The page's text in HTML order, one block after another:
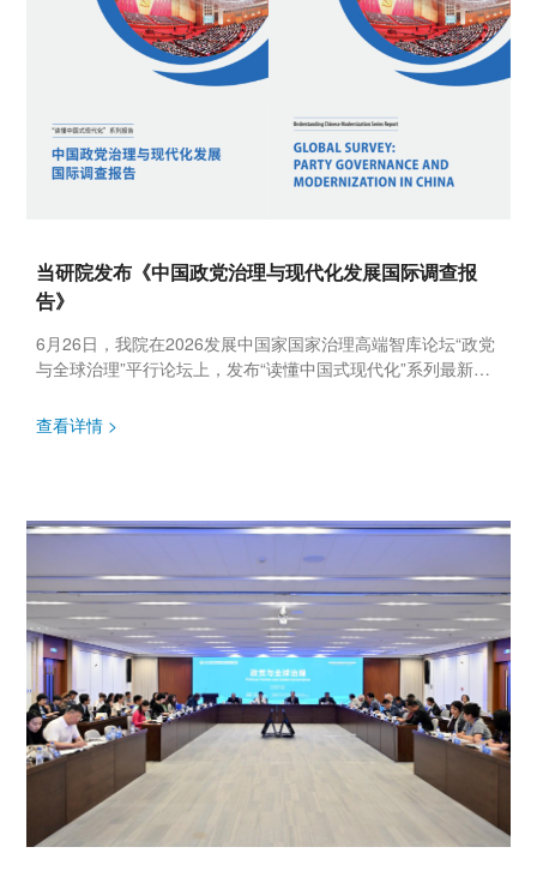
当研院发布《中国政党治理与现代化发展国际调查报
告》
6月26日，我院在2026发展中国家国家治理高端智库论坛“政党
与全球治理”平行论坛上，发布“读懂中国式现代化”系列最新成
副总编...
查看详情 >